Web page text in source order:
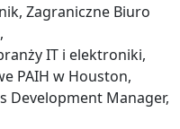
Zagraniczne Biuro
IT i elektroniki,
PAIH w Houston,
Development Manager,